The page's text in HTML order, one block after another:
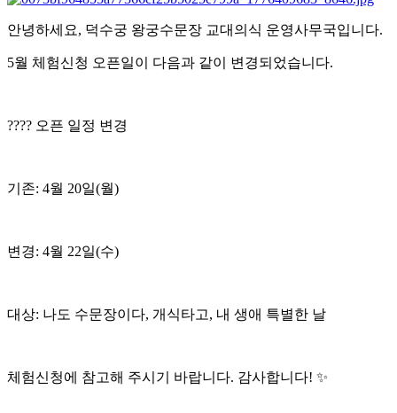
안녕하세요, 덕수궁 왕궁수문장 교대의식 운영사무국입니다.
5월 체험신청 오픈일이 다음과 같이 변경되었습니다.
???? 오픈 일정 변경
기존: 4월 20일(월)
변경: 4월 22일(수)
대상: 나도 수문장이다, 개식타고, 내 생애 특별한 날
체험신청에 참고해 주시기 바랍니다. 감사합니다! ✨